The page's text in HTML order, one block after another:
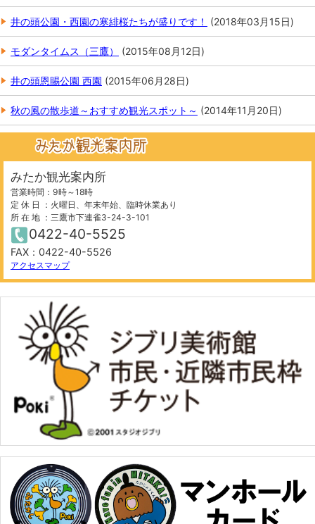
井の頭公園・西園の寒緋桜たちが盛りです！ (2018年03月15日)
モダンタイムス（三鷹） (2015年08月12日)
井の頭恩賜公園 西園 (2015年06月28日)
秋の風の散歩道～おすすめ観光スポット～ (2014年11月20日)
みたか観光案内所
営業時間：9時～18時
定 休 日 ：火曜日、年末年始、臨時休業あり
所 在 地 ：三鷹市下連雀3-24-3-101
0422-40-5525
FAX：0422-40-5526
アクセスマップ